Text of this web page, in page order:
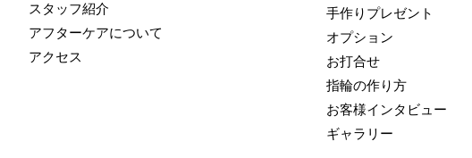
スタッフ紹介
アフターケアについて
アクセス
手作りプレゼント
オプション
お打合せ
指輪の作り方
お客様インタビュー
ギャラリー